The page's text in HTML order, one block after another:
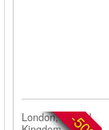
London, United